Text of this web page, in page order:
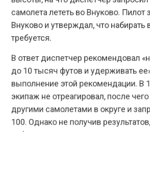
самолета лететь во Внуково. Пилот
Внуково и утверждал, что
требуется.
В ответ диспетчер рекомендовал
до 10 тысяч футов и удерживать
выполнение этой рекомендации. В
экипаж не отреагировал, после
другими самолетами в округе и
100. Однако не получив